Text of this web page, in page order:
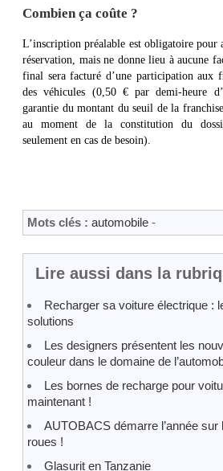
Combien ça coûte ?
L’inscription préalable est obligatoire pour
réservation, mais ne donne lieu à aucune
final sera facturé d’une participation aux
des véhicules (0,50 € par demi-heure
garantie du montant du seuil de la franchise
au moment de la constitution du
seulement en cas de besoin).
Mots clés : automobile -
Lire aussi dans la
Recharger sa voiture électrique :
solutions
Les designers présentent les
couleur dans le domaine de
Les bornes de recharge pour
maintenant !
AUTOBACS démarre l’année
roues !
Glasurit en Tanzanie